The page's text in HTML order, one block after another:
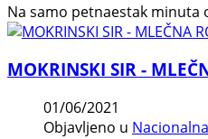
Na samo petnaestak minuta
MOKRINSKI SIR -
01/06/2021
Objavljeno u